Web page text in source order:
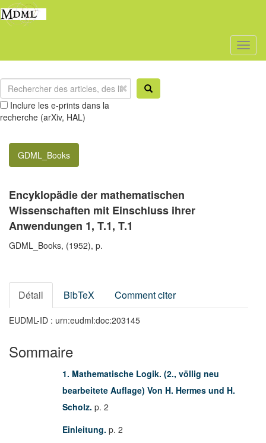
Inclure les e-prints dans la
recherche (arXiv, HAL)
GDML_Books
Encyklopädie der mathematischen
Wissenschaften mit Einschluss ihrer
Anwendungen 1, T.1, T.1
GDML_Books, (1952), p.
Détail BibTeX Comment citer
EUDML-ID : urn:eudml:doc:203145
Sommaire
1. Mathematische Logik. (2., völlig neu
bearbeitete Auflage) Von H. Hermes und H.
Scholz. p. 2
Einleitung. p. 2